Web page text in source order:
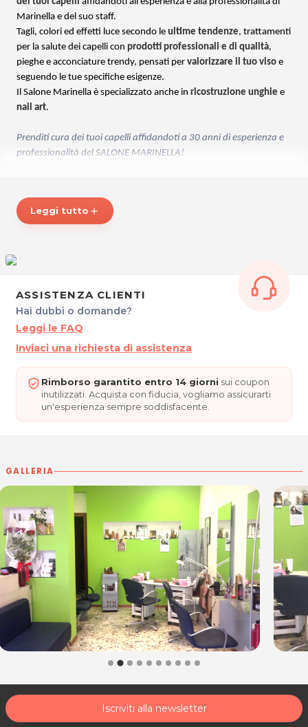
Marinella e del suo staff.
Tagli, colori ed effetti luce secondo le ultime tendenze, trattamenti
per la salute dei capelli con prodotti professionali e di qualità,
pieghe e acconciature trendy, pensati per valorizzare il tuo viso e
seguendo le tue specifiche esigenze.
Il Salone Marinella è specializzato anche in ricostruzione unghie e
nail art.
Prenditi cura dei tuoi capelli affidandoti a 30 anni di esperienza e
professionalità del SALONE MARINELLA!
ORARI
Via Manin, 40
30026 Portogruaro (VE)
P.IVA 02061680274
Per ulteriori informazioni sull'offerta o sulle modalità di acquisto
scrivi aposta@espevia.it.
Leggi tutto add
ASSISTENZA CLIENTI
Hai dubbi o domande?
Leggi le FAQ
Inviaci una richiesta di assistenza
Rimborso garantito entro 14 giorni sui coupon
inutilizzati. Acquista con fiducia, vogliamo assicurarti
un'esperienza sempre soddisfacente.
GALLERIA
Iscriviti alla newsletter